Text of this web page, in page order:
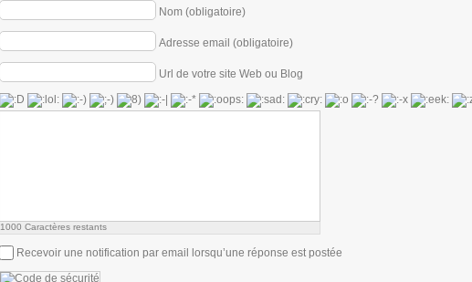
Nom (obligatoire)
Adresse email (obligatoire)
Url de votre site Web ou Blog
1000 Caractères restants
Recevoir une notification par email lorsqu’une réponse est postée